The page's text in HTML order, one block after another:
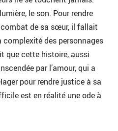
le son. Pour rendre
de sa sœur, il fallait
des personnages
que cette histoire, aussi
par l’amour, qui a
pour rendre justice à sa
est en réalité une ode à